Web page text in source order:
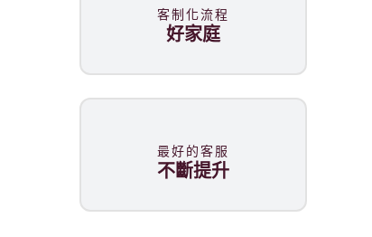
客制化流程
好家庭
最好的客服
不斷提升